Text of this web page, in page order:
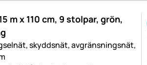
m x 110 cm, 9 stolpar, grön,
skyddsnät, avgränsningsnät,